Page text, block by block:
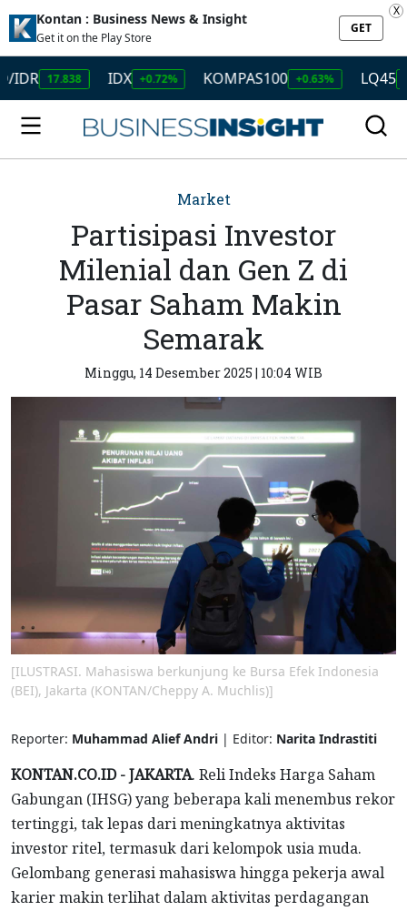
Kontan : Business News & Insight
Get it on the Play Store
GET
X
17.838 IDX +0.72% KOMPAS100 +0.63% LQ45 +0.53%
Market
Partisipasi Investor
Milenial dan Gen Z di
Pasar Saham Makin
Semarak
Minggu, 14 Desember 2025 | 10:04 WIB
[ILUSTRASI. Mahasiswa berkunjung ke Bursa Efek Indonesia
(BEI), Jakarta (KONTAN/Cheppy A. Muchlis)]
Reporter: Muhammad Alief Andri | Editor: Narita Indrastiti
KONTAN.CO.ID - JAKARTA. Reli Indeks Harga Saham
Gabungan (IHSG) yang beberapa kali menembus rekor
tertinggi, tak lepas dari meningkatnya aktivitas
investor ritel, termasuk dari kelompok usia muda.
Gelombang generasi mahasiswa hingga pekerja awal
karier makin terlihat dalam aktivitas perdagangan